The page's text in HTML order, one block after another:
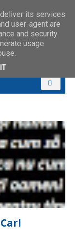
its services
user-agent are
and security
usage